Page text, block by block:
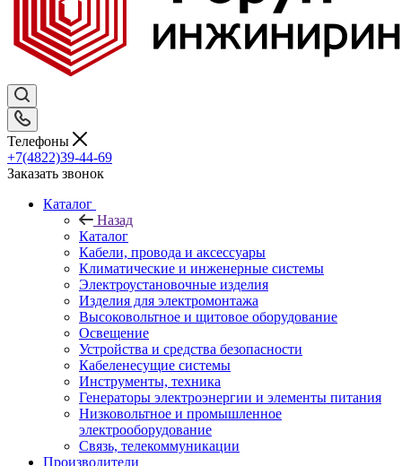
Телефоны
+7(4822)39-44-69
Заказать звонок
Каталог
Назад
Каталог
Кабели, провода и аксессуары
Климатические и инженерные системы
Электроустановочные изделия
Изделия для электромонтажа
Высоковольтное и щитовое оборудование
Освещение
Устройства и средства безопасности
Кабеленесущие системы
Инструменты, техника
Генераторы электроэнергии и элементы питания
Низковольтное и промышленное
электрооборудование
Связь, телекоммуникации
Производители